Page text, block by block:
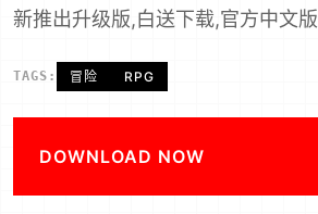
新推出升级版,白送下载,官方中文版
TAGS: 冒险 RPG
DOWNLOAD NOW